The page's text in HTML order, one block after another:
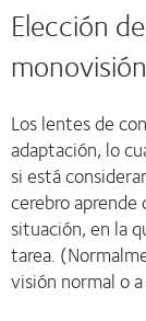
Elección
monovisión
Los lentes de
adaptación, lo
si está
cerebro aprende
situación, en la
tarea.
visión normal o